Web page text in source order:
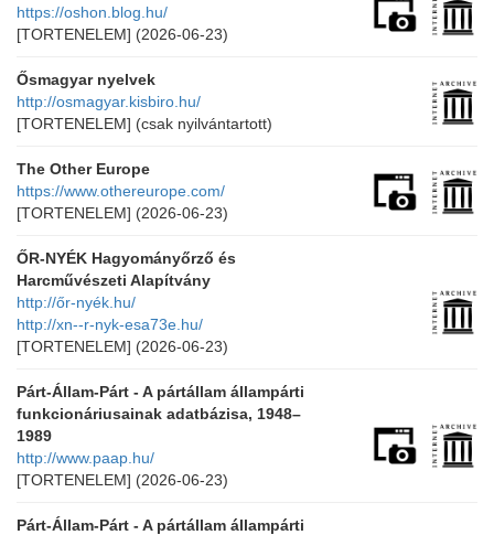
https://oshon.blog.hu/
[TORTENELEM] (2026-06-23)
Ősmagyar nyelvek
http://osmagyar.kisbiro.hu/
[TORTENELEM] (csak nyilvántartott)
The Other Europe
https://www.othereurope.com/
[TORTENELEM] (2026-06-23)
ŐR-NYÉK Hagyományőrző és
Harcművészeti Alapítvány
http://őr-nyék.hu/
http://xn--r-nyk-esa73e.hu/
[TORTENELEM] (2026-06-23)
Párt-Állam-Párt - A pártállam állampárti
funkcionáriusainak adatbázisa, 1948–
1989
http://www.paap.hu/
[TORTENELEM] (2026-06-23)
Párt-Állam-Párt - A pártállam állampárti